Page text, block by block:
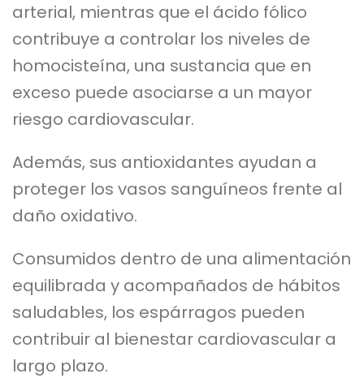
arterial, mientras que el ácido fólico
contribuye a controlar los niveles de
homocisteína, una sustancia que en
exceso puede asociarse a un mayor
riesgo cardiovascular.
Además, sus antioxidantes ayudan a
proteger los vasos sanguíneos frente al
daño oxidativo.
Consumidos dentro de una alimentación
equilibrada y acompañados de hábitos
saludables, los espárragos pueden
contribuir al bienestar cardiovascular a
largo plazo.